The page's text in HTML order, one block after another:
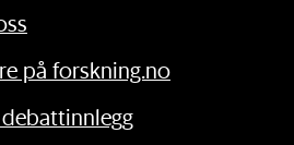
på forskning.no